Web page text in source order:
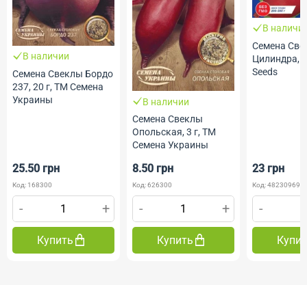
В наличии
Семена Свеклы Бордо
237, 20 г, ТМ Семена
Украины
25.50 грн
Код: 168300
- +
Купить
В наличии
Семена Свеклы
Опольская, 3 г, ТМ
Семена Украины
8.50 грн
Код: 626300
- +
Купить
В
Семена
Цилиндра,
Seeds
23 грн
Код:
-